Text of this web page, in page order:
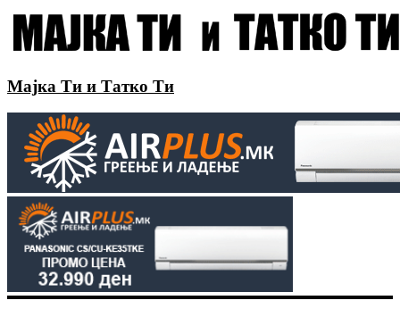
Мајка Ти и Татко Ти